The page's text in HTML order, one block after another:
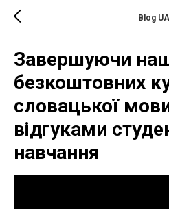
Blog UA
Завершуючи
безкоштовних
словацької
відгуками
навчання